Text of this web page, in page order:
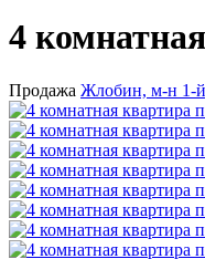
4
Продажа Жлобин, м-н 1-